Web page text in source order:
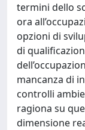
termini dello
ora
opzioni di
di
mancanza di
controlli
ragiona su
dimensione